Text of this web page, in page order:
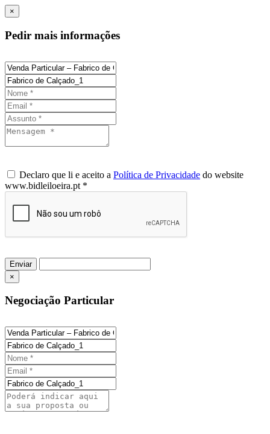
×
Pedir mais informações
Declaro que li e aceito a Política de Privacidade do website
www.bidleiloeira.pt *
Enviar
×
Negociação Particular